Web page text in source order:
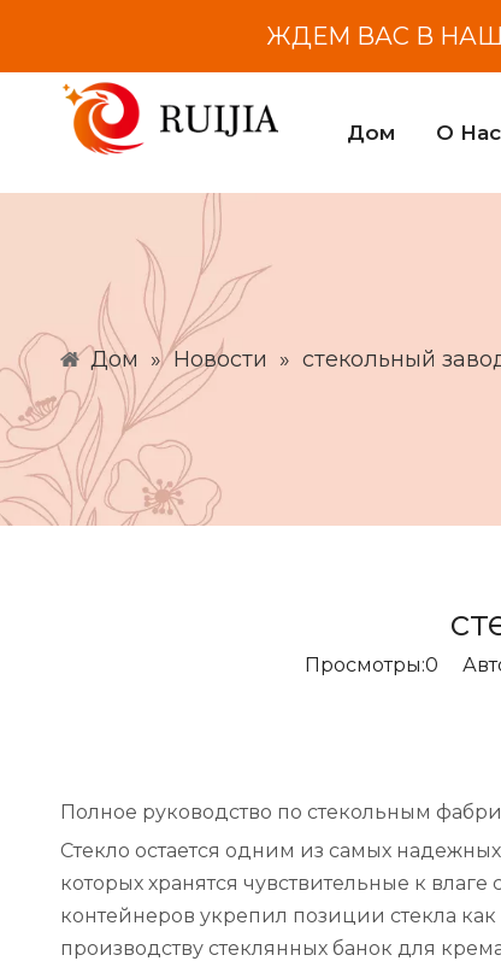
ЖДЕМ ВАС В
Дом О Нас
Дом » Новости » стекольный
Просмотры:0
Полное руководство по стекольным
Стекло остается одним из самых
которых хранятся чувствительные к
контейнеров укрепил позиции стекла
производству стеклянных банок для